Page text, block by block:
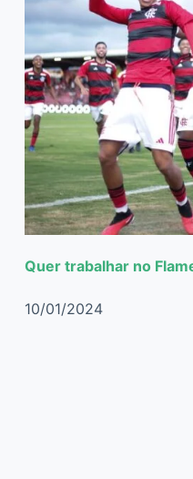
Quer trabalhar no
10/01/2024